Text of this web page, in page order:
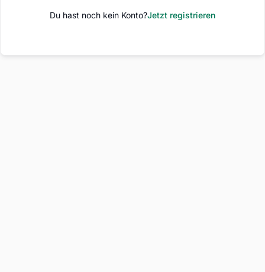
Du hast noch kein Konto?Jetzt registrieren